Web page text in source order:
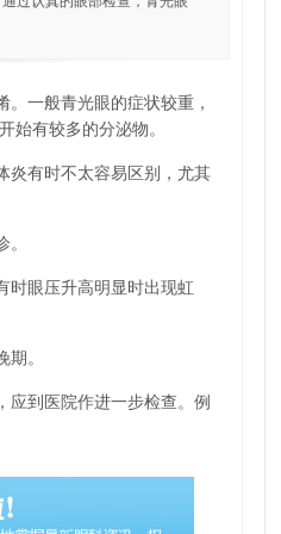
一般青光眼的症状较重，
始有较多的分泌物。
炎有时不太容易区别，尤其
时眼压升高明显时出现虹
。
应到医院作进一步检查。例